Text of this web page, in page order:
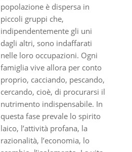
popolazione è dispersa in
piccoli gruppi che,
indipendentemente gli uni
dagli altri, sono indaffarati
nelle loro occupazioni. Ogni
famiglia vive allora per conto
proprio, cacciando, pescando,
cercando, cioè, di procurarsi il
nutrimento indispensabile. In
questa fase prevale lo spirito
laico, l’attività profana, la
razionalità, l’economia, lo